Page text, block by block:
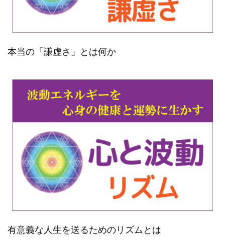
本当の「謙虚さ」とは何か
有意義な人生を送るためのリズムとは